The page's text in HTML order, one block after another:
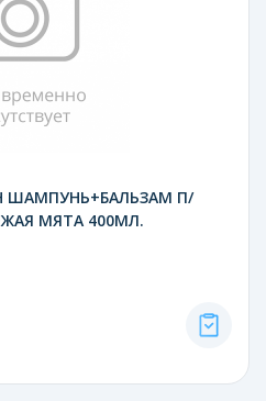
ШАМПУНЬ+БАЛЬЗАМ П/
МЯТА 400МЛ.